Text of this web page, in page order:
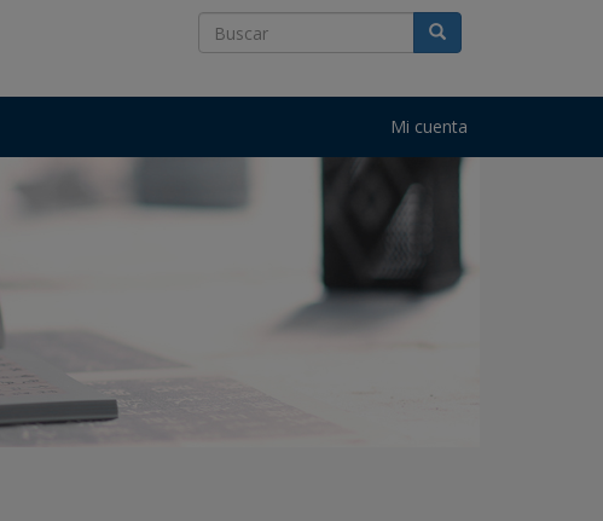
Mi cuenta